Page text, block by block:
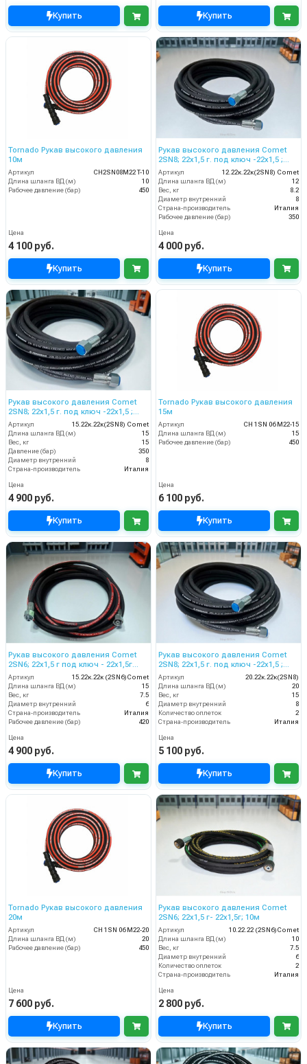
Купить Купить
Tornado Рукав высокого давления
10м
Артикул
CH2SN08M22 T-10
Длина шланга ВД (м)
10
Рабочее давление (бар)
450
Цена
4 100 руб.
Купить
Рукав высокого давления Comet
2SN8; 22х1,5 г. под ключ -22х1,5 ;
12м
Артикул
12.22к.22к(2SN8) Comet
Длина шланга ВД (м)
12
Вес, кг
8.2
Диаметр внутренний
8
Страна-производитель
Италия
Рабочее давление (бар)
350
Цена
4 000 руб.
Купить
Рукав высокого давления Comet
2SN8; 22х1,5 г. под ключ -22х1,5 ;
15м
Артикул
15.22к.22к(2SN8) Comet
Длина шланга ВД (м)
15
Вес, кг
15
Давление (бар)
350
Диаметр внутренний
8
Страна-производитель
Италия
Цена
4 900 руб.
Купить
Tornado Рукав высокого давления
15м
Артикул
CH 1SN 06 M22-15
Длина шланга ВД (м)
15
Рабочее давление (бар)
450
Цена
6 100 руб.
Купить
Рукав высокого давления Comet
2SN6; 22х1,5 г под ключ - 22х1,5г
ключ; 15м + защита от изгиба
Артикул
15.22к.22к (2SN6)Comet
Длина шланга ВД (м)
15
Вес, кг
7.5
Диаметр внутренний
6
Страна-производитель
Италия
Рабочее давление (бар)
420
Цена
4 900 руб.
Купить
Рукав высокого давления Comet
2SN8; 22х1,5 г. под ключ -22х1,5 ;
20м
Артикул
20.22к.22к(2SN8)
Длина шланга ВД (м)
20
Вес, кг
15
Диаметр внутренний
8
Количество оплеток
2
Страна-производитель
Италия
Цена
5 100 руб.
Купить
Tornado Рукав высокого давления
20м
Артикул
CH 1SN 06 M22-20
Длина шланга ВД (м)
20
Рабочее давление (бар)
450
Цена
7 600 руб.
Купить
Рукав высокого давления Comet
2SN6; 22х1,5 г- 22х1,5г; 10м
Артикул
10.22.22 (2SN6)Comet
Длина шланга ВД (м)
10
Вес, кг
7.5
Диаметр внутренний
6
Количество оплеток
2
Страна-производитель
Италия
Цена
2 800 руб.
Купить